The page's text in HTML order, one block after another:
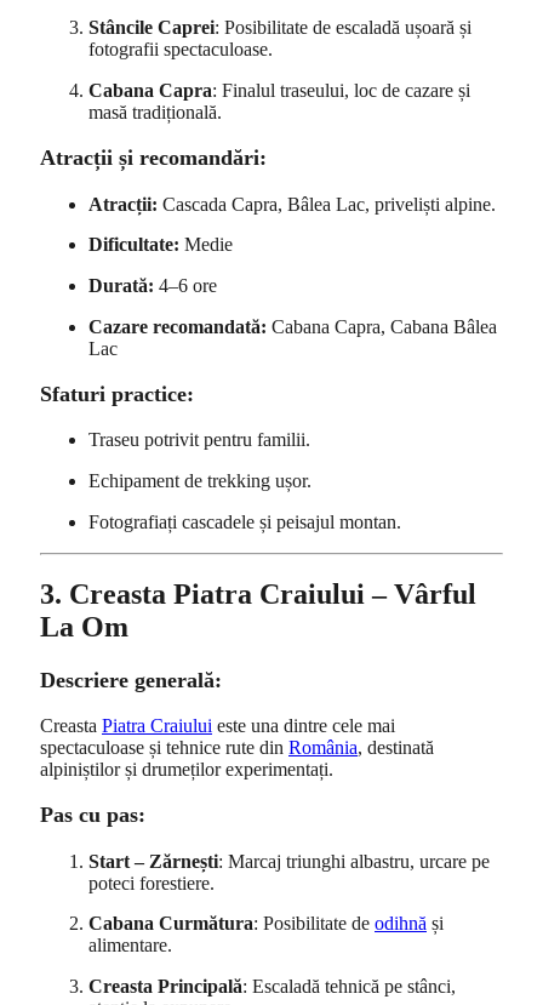
Stâncile Caprei: Posibilitate de escaladă ușoară și
fotografii spectaculoase.
Cabana Capra: Finalul traseului, loc de cazare și
masă tradițională.
Atracții și recomandări:
Atracții: Cascada Capra, Bâlea Lac, priveliști alpine.
Dificultate: Medie
Durată: 4–6 ore
Cazare recomandată: Cabana Capra, Cabana Bâlea
Lac
Sfaturi practice:
Traseu potrivit pentru familii.
Echipament de trekking ușor.
Fotografiați cascadele și peisajul montan.
3. Creasta Piatra Craiului – Vârful
La Om
Descriere generală:
Creasta Piatra Craiului este una dintre cele mai
spectaculoase și tehnice rute din România, destinată
alpiniștilor și drumeților experimentați.
Pas cu pas:
Start – Zărnești: Marcaj triunghi albastru, urcare pe
poteci forestiere.
Cabana Curmătura: Posibilitate de odihnă și
alimentare.
Creasta Principală: Escaladă tehnică pe stânci,